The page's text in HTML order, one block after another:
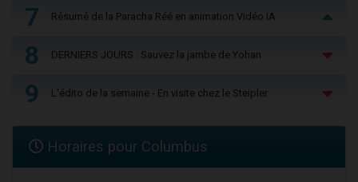
7 Résumé de la Paracha Réé en animation Vidéo IA
8 DERNIERS JOURS : Sauvez la jambe de Yohan
9 L'édito de la semaine - En visite chez le Steipler
Horaires pour Columbus